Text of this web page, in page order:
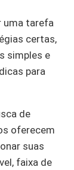
uma tarefa
certas,
simples e
para
de
oferecem
suas
faixa de